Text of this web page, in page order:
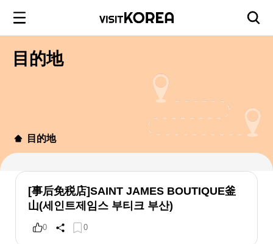
目的地
目的地
[事后免税店]SAINT JAMES BOUTIQUE釜
山(세인트제임스 부티크 부산)
0 0